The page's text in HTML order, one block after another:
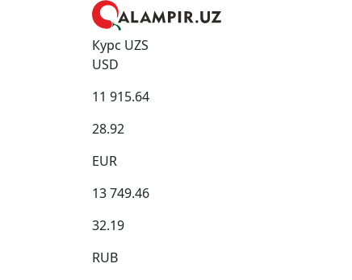
Курс UZS
USD
11 915.64
28.92
EUR
13 749.46
32.19
RUB